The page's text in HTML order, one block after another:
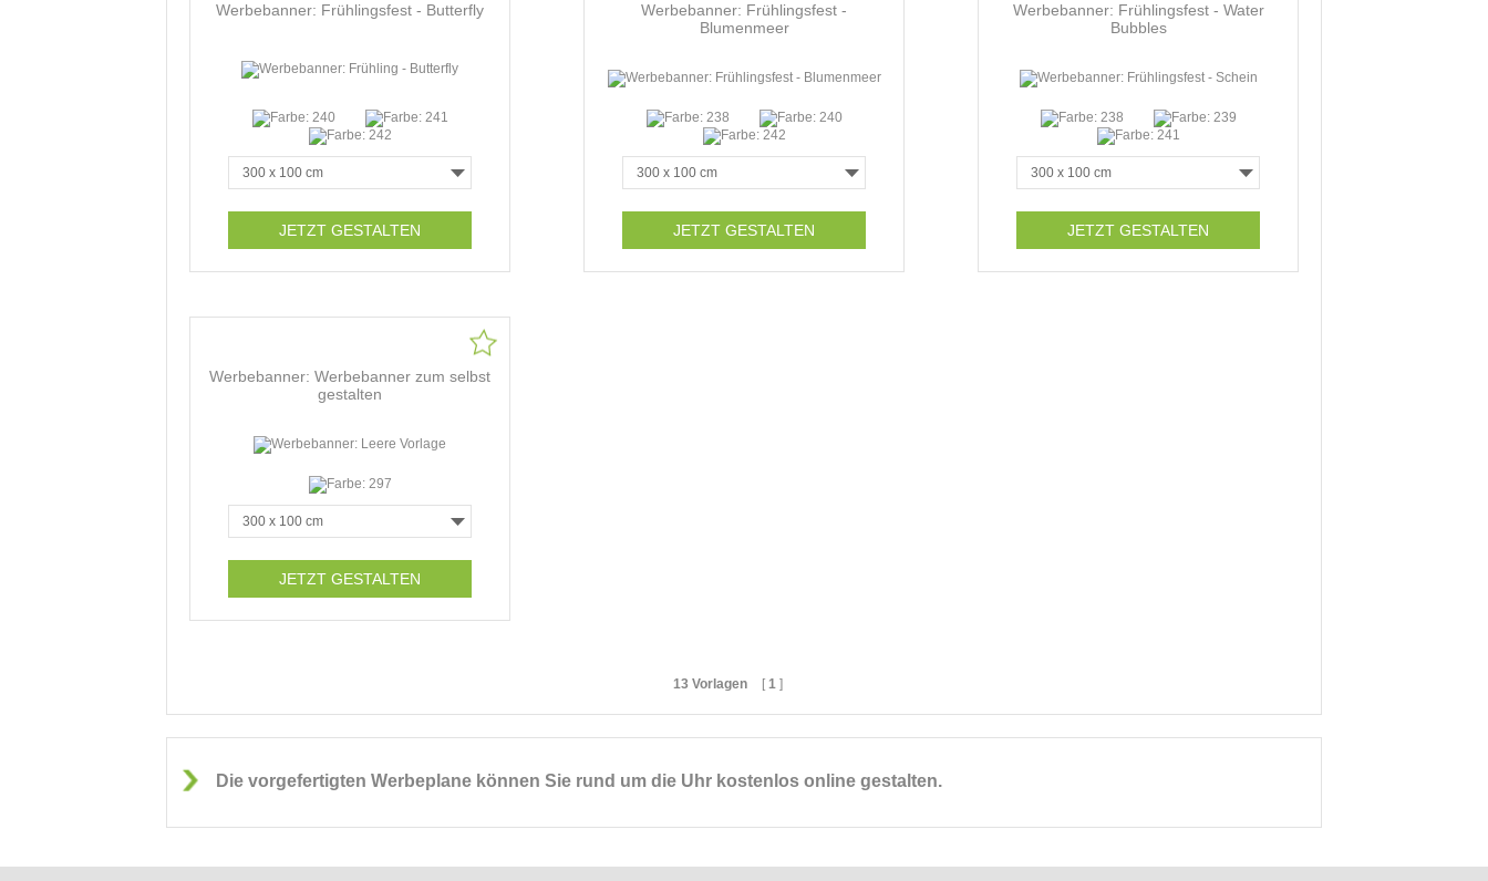
Werbebanner: Frühlingsfest - Butterfly
JETZT GESTALTEN
Werbebanner: Frühlingsfest -
Blumenmeer
JETZT GESTALTEN
Werbebanner: Frühlingsfest - Water
Bubbles
JETZT GESTALTEN
Werbebanner: Werbebanner zum selbst
gestalten
JETZT GESTALTEN
13 Vorlagen [ 1]
Die vorgefertigten Werbeplane können Sie rund um die Uhr kostenlos online gestalten.